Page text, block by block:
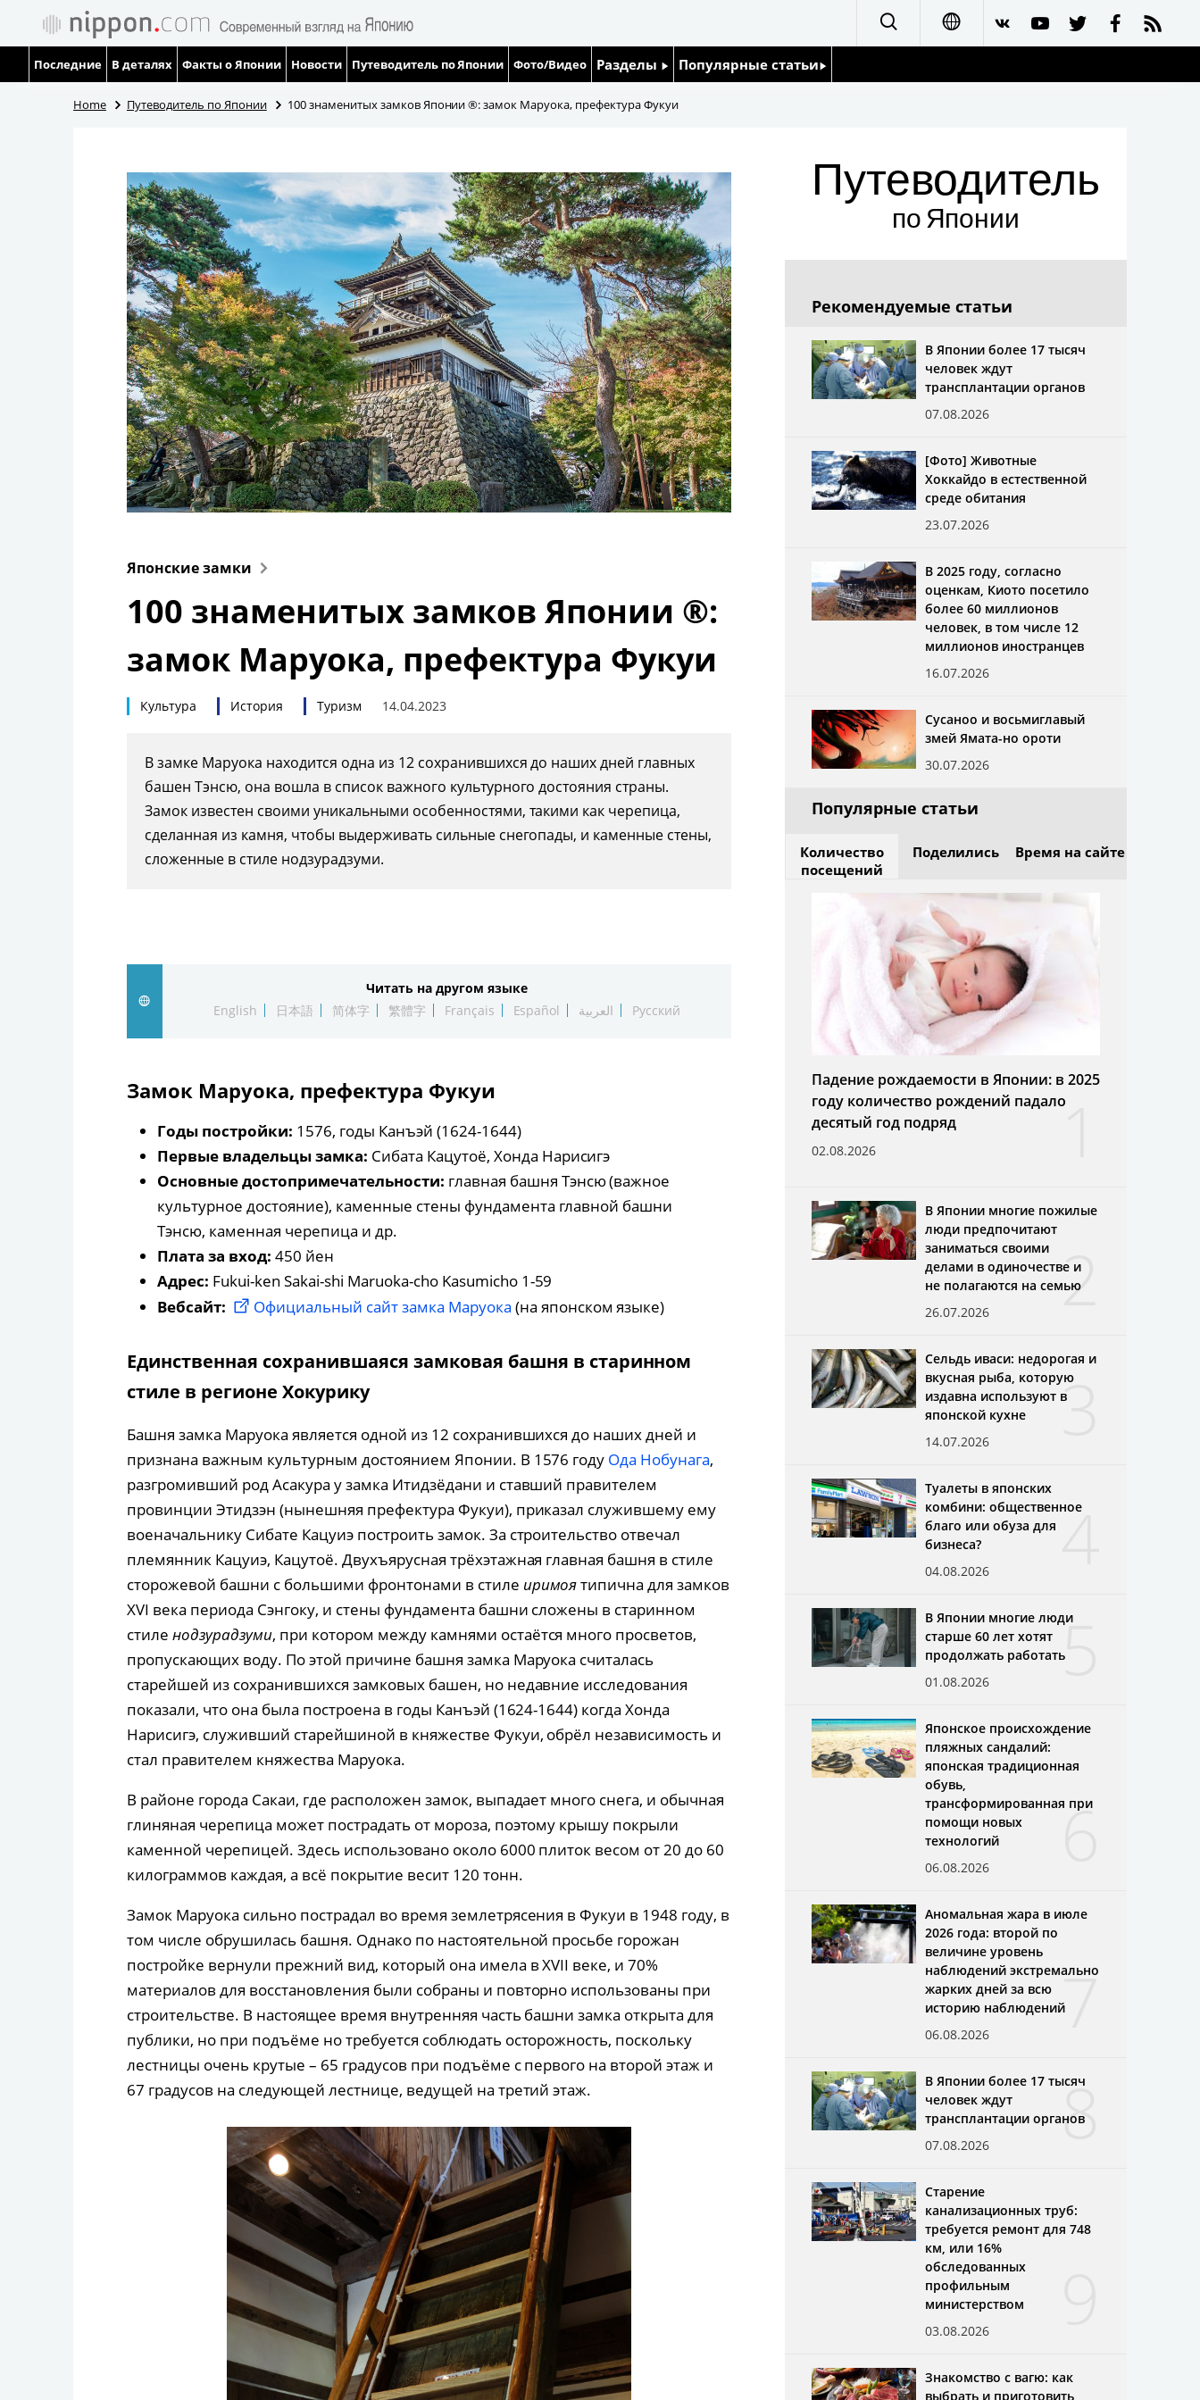
繁體字
العربية
Последние В деталях Факты о Японии Новости Путеводитель по Японии Фото/Видео Разделы
Люди
Политика
Экономика
Общество
Культура
Жизнь
Технологии
Токио
От редакции
Популярные статьи
Семья
Еда и напитки
Home Путеводитель по Японии 100 знаменитых замков Японии ®: замок Маруока, префектура Фукуи
Японские замки
100 знаменитых замков Японии ®:
замок Маруока, префектура Фукуи
Культура История Туризм 14.04.2023
В замке Маруока находится одна из 12 сохранившихся до наших дней главных
башен Тэнсю, она вошла в список важного культурного достояния страны.
Замок известен своими уникальными особенностями, такими как черепица,
сделанная из камня, чтобы выдерживать сильные снегопады, и каменные стены,
сложенные в стиле нодзурадзуми.
Читать на другом языке
English
日本語 简体字 繁體字 Français Español العربية Русский
Замок Маруока, префектура Фукуи
Годы постройки: 1576, годы Канъэй (1624-1644)
Первые владельцы замка: Сибата Кацутоё, Хонда Нарисигэ
Основные достопримечательности: главная башня Тэнсю (важное
культурное достояние), каменные стены фундамента главной башни
Тэнсю, каменная черепица и др.
Плата за вход: 450 йен
Адрес: Fukui-ken Sakai-shi Maruoka-cho Kasumicho 1-59
Вебсайт:
Официальный сайт замка Маруока (на японском языке)
Единственная сохранившаяся замковая башня в старинном
стиле в регионе Хокурику
Башня замка Маруока является одной из 12 сохранившихся до наших дней и
признана важным культурным достоянием Японии. В 1576 году Ода Нобунага,
разгромивший род Асакура у замка Итидзёдани и ставший правителем
провинции Этидзэн (нынешняя префектура Фукуи), приказал служившему ему
военачальнику Сибате Кацуиэ построить замок. За строительство отвечал
племянник Кацуиэ, Кацутоё. Двухъярусная трёхэтажная главная башня в стиле
сторожевой башни с большими фронтонами в стиле иримоятипична для замков
XVI века периода Сэнгоку, и стены фундамента башни сложены в старинном
стиле нодзурадзуми, при котором между камнями остаётся много просветов,
пропускающих воду. По этой причине башня замка Маруока считалась
старейшей из сохранившихся замковых башен, но недавние исследования
показали, что она была построена в годы Канъэй (1624-1644) когда Хонда
Нарисигэ, служивший старейшиной в княжестве Фукуи, обрёл независимость и
стал правителем княжества Маруока.
В районе города Сакаи, где расположен замок, выпадает много снега, и обычная
глиняная черепица может пострадать от мороза, поэтому крышу покрыли
каменной черепицей. Здесь использовано около 6000 плиток весом от 20 до 60
килограммов каждая, а всё покрытие весит 120 тонн.
Замок Маруока сильно пострадал во время землетрясения в Фукуи в 1948 году, в
том числе обрушилась башня. Однако по настоятельной просьбе горожан
постройке вернули прежний вид, который она имела в XVII веке, и 70%
материалов для восстановления были собраны и повторно использованы при
строительстве. В настоящее время внутренняя часть башни замка открыта для
публики, но при подъёме но требуется соблюдать осторожность, поскольку
лестницы очень крутые – 65 градусов при подъёме с первого на второй этаж и
67 градусов на следующей лестнице, ведущей на третий этаж.
Путеводитель
по Японии
Рекомендуемые статьи
В Японии более 17 тысяч
человек ждут
трансплантации органов
07.08.2026
[Фото] Животные
Хоккайдо в естественной
среде обитания
23.07.2026
В 2025 году, согласно
оценкам, Киото посетило
более 60 миллионов
человек, в том числе 12
миллионов иностранцев
16.07.2026
Сусаноо и восьмиглавый
змей Ямата-но ороти
30.07.2026
Популярные статьи
Количество
посещений
Поделились Время на сайте
1
Падение рождаемости в Японии: в 2025
году количество рождений падало
десятый год подряд
02.08.2026
2
В Японии многие пожилые
люди предпочитают
заниматься своими
делами в одиночестве и
не полагаются на семью
26.07.2026
3
Сельдь иваси: недорогая и
вкусная рыба, которую
издавна используют в
японской кухне
14.07.2026
4
Туалеты в японских
комбини: общественное
благо или обуза для
бизнеса?
04.08.2026
5
В Японии многие люди
старше 60 лет хотят
продолжать работать
01.08.2026
6
Японское происхождение
пляжных сандалий:
японская традиционная
обувь,
трансформированная при
помощи новых
технологий
06.08.2026
7
Аномальная жара в июле
2026 года: второй по
величине уровень
наблюдений экстремально
жарких дней за всю
историю наблюдений
06.08.2026
8
В Японии более 17 тысяч
человек ждут
трансплантации органов
07.08.2026
Старение
канализационных труб:
требуется ремонт для 748
км, или 16%
обследованных
профильным
министерством
03.08.2026
Знакомство с вагю: как
выбрать и приготовить